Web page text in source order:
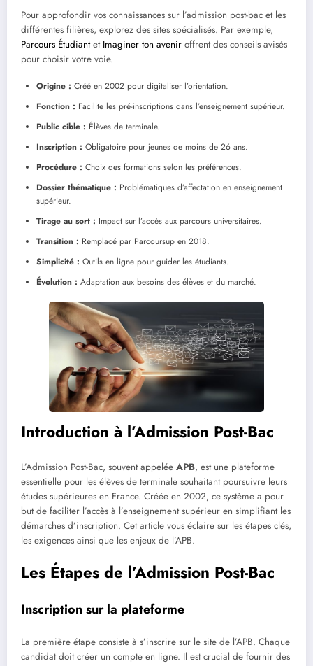
Pour approfondir vos connaissances sur l’admission post-bac et les
différentes filières, explorez des sites spécialisés. Par exemple,
Parcours Étudiantet Imaginer ton avenir offrent des conseils avisés
pour choisir votre voie.
Origine : Créé en 2002 pour digitaliser l’orientation.
Fonction : Facilite les pré-inscriptions dans l’enseignement supérieur.
Public cible : Élèves de terminale.
Inscription : Obligatoire pour jeunes de moins de 26 ans.
Procédure : Choix des formations selon les préférences.
Dossier thématique : Problématiques d’affectation en enseignement
supérieur.
Tirage au sort : Impact sur l’accès aux parcours universitaires.
Transition : Remplacé par Parcoursup en 2018.
Simplicité : Outils en ligne pour guider les étudiants.
Évolution : Adaptation aux besoins des élèves et du marché.
Introduction à l’Admission Post-Bac
L’Admission Post-Bac, souvent appelée APB, est une plateforme
essentielle pour les élèves de terminale souhaitant poursuivre leurs
études supérieures en France. Créée en 2002, ce système a pour
but de faciliter l’accès à l’enseignement supérieur en simplifiant les
démarches d’inscription. Cet article vous éclaire sur les étapes clés,
les exigences ainsi que les enjeux de l’APB.
Les Étapes de l’Admission Post-Bac
Inscription sur la plateforme
La première étape consiste à s’inscrire sur le site de l’APB. Chaque
candidat doit créer un compte en ligne. Il est crucial de fournir des